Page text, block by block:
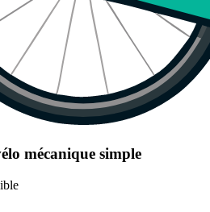
mécanique simple